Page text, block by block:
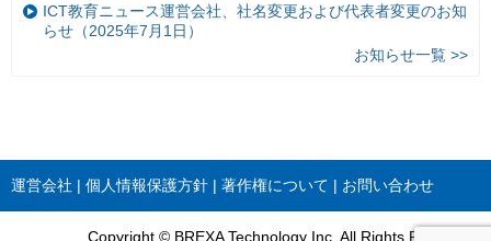
ICT教育ニュース運営会社、社名変更および代表者変更のお知
らせ（2025年7月1日）
お知らせ一覧 >>
運営会社 個人情報保護方針 著作権について お問い合わせ
Copyright © BREXA Technology Inc. All Rights Reserved.